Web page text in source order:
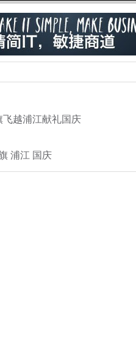
越浦江献礼国庆
浦江 国庆